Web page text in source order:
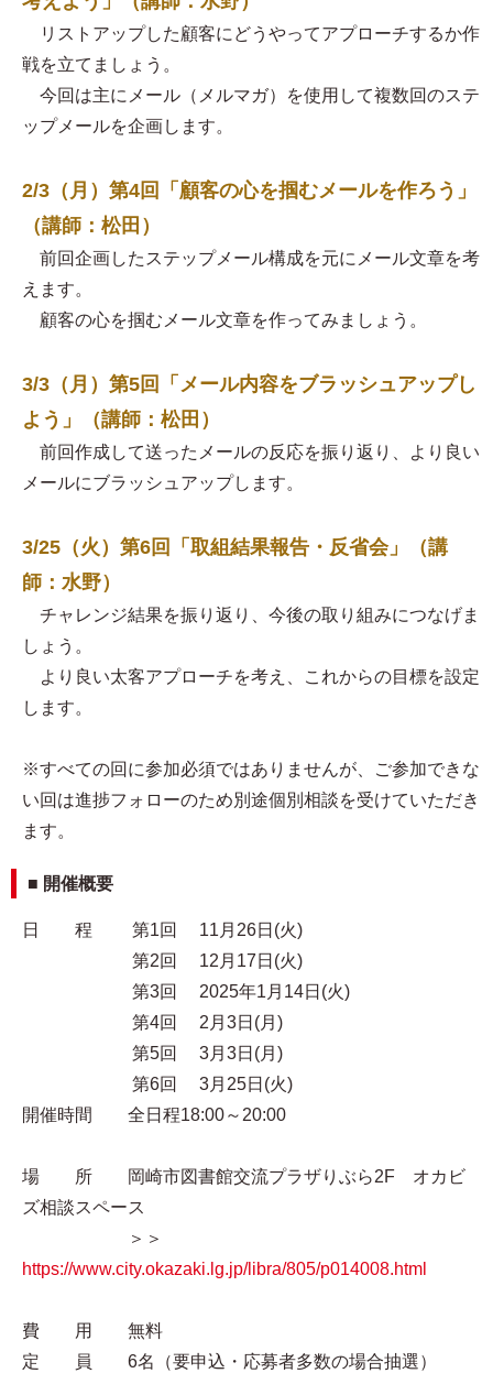
リストアップした顧客にどうやってアプローチするか作
戦を立てましょう。
今回は主にメール（メルマガ）を使用して複数回のステ
ップメールを企画します。
2/3（月）第4回「顧客の心を掴むメールを作ろう」
（講師：松田）
前回企画したステップメール構成を元にメール文章を考
えます。
顧客の心を掴むメール文章を作ってみましょう。
3/3（月）第5回「メール内容をブラッシュアップし
よう」（講師：松田）
前回作成して送ったメールの反応を振り返り、より良い
メールにブラッシュアップします。
3/25（火）第6回「取組結果報告・反省会」（講
師：水野）
チャレンジ結果を振り返り、今後の取り組みにつなげま
しょう。
より良い太客アプローチを考え、これからの目標を設定
します。
※すべての回に参加必須ではありませんが、ご参加できな
い回は進捗フォローのため別途個別相談を受けていただき
ます。
■ 開催概要
日 程 第1回 11月26日(火)
第2回 12月17日(火)
第3回 2025年1月14日(火)
第4回 2月3日(月)
第5回 3月3日(月)
第6回 3月25日(火)
開催時間 全日程18:00～20:00
場 所 岡崎市図書館交流プラザりぶら2F オカビ
ズ相談スペース
＞＞
https://www.city.okazaki.lg.jp/libra/805/p014008.html
費 用 無料
定 員 6名（要申込・応募者多数の場合抽選）